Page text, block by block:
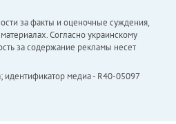
за факты и оценочные суждения,
Согласно украинскому
за содержание рекламы несет
идентификатор медиа - R40-05097